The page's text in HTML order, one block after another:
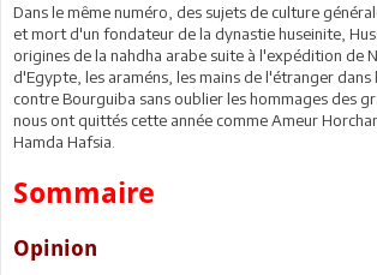
Dans le même numéro, des sujets de culture
et mort d'un fondateur de la dynastie huseinite,
origines de la nahdha arabe suite à l'expédition de
d'Egypte, les araméns, les mains de l'étranger dans
contre Bourguiba sans oublier les hommages des
nous ont quittés cette année comme Ameur
Hamda Hafsia.
Sommaire
Opinion